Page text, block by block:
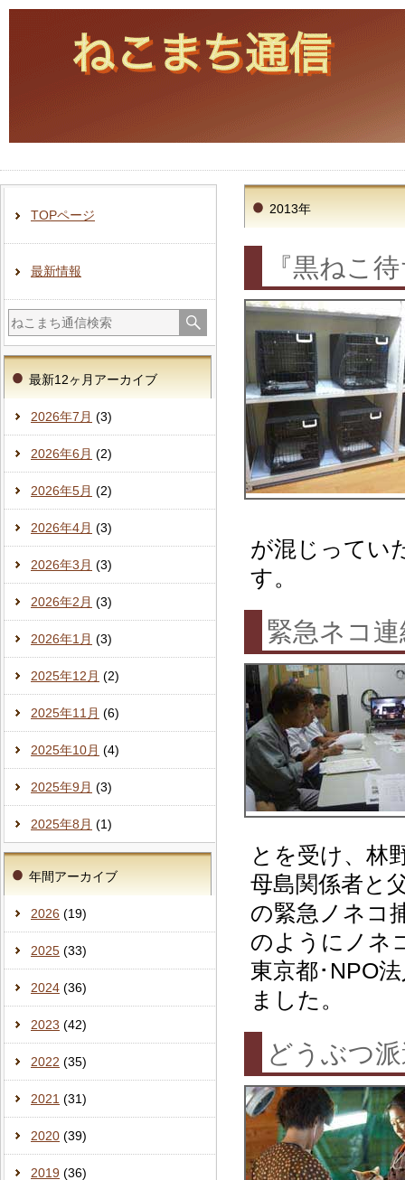
TOPページ
最新情報
最新12ヶ月アーカイブ
2026年7月 (3)
2026年6月 (2)
2026年5月 (2)
2026年4月 (3)
2026年3月 (3)
2026年2月 (3)
2026年1月 (3)
2025年12月 (2)
2025年11月 (6)
2025年10月 (4)
2025年9月 (3)
2025年8月 (1)
年間アーカイブ
2026 (19)
2025 (33)
2024 (36)
2023 (42)
2022 (35)
2021 (31)
2020 (39)
2019 (36)
2013年
『黒ね
が混じってい
す。
緊急ネコ
とを受け、林
母島関係者と
の緊急ノネコ
のようにノネ
東京都･NPO
ました。
どうぶつ